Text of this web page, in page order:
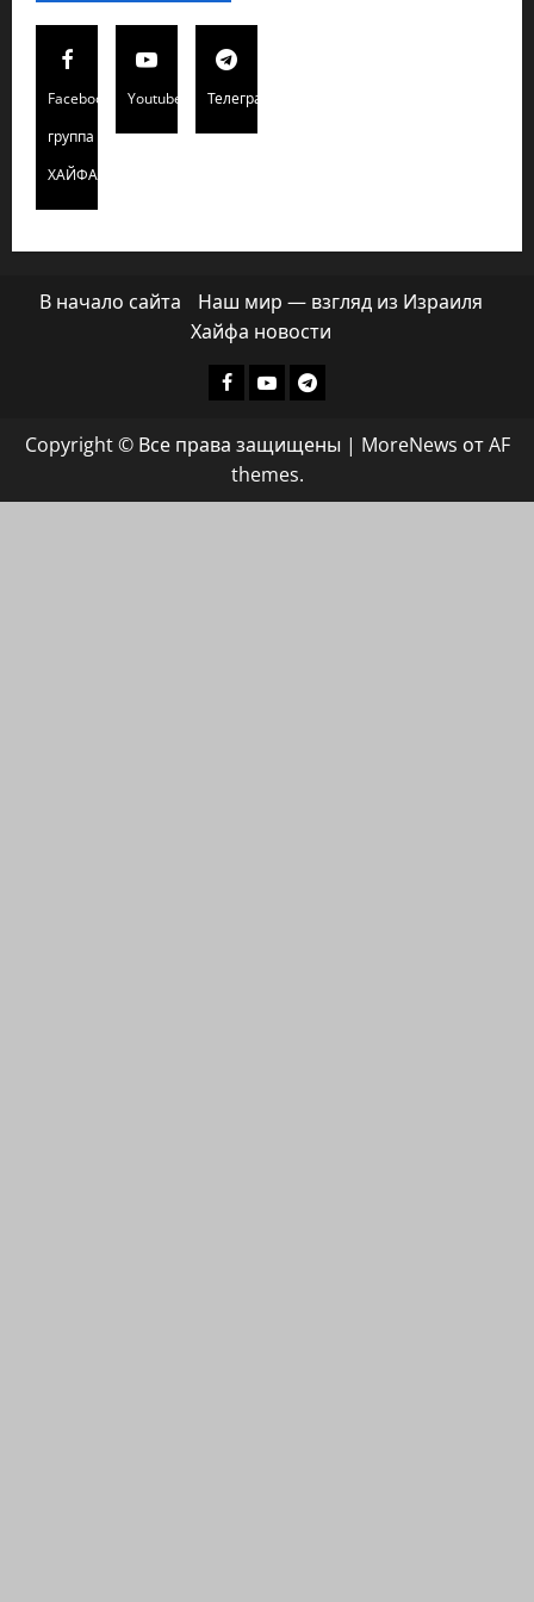
Facebook
группа
ХАЙФАИНФО
Youtube Телеграмм
В начало сайта
Наш мир — взгляд из Израиля
Хайфа новости
Facebook
ХАЙФАИНФО
YoutubeТелеграмм
Copyright © Все права защищены | MoreNews от AF
themes.